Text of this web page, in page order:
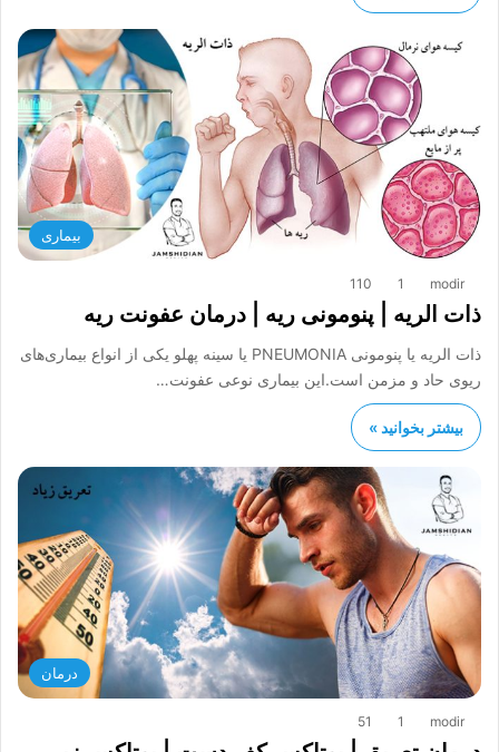
بیماری
modir
1
110
ذات الريه | پنومونی ریه | درمان عفونت ریه
ذات الريه یا پنومونی PNEUMOΝΙΑ یا سینه پهلو یکی از انواع بیماری‌های
ریوی حاد و مزمن است.این بیماری نوعی عفونت…
بیشتر بخوانید »
درمان
modir
1
51